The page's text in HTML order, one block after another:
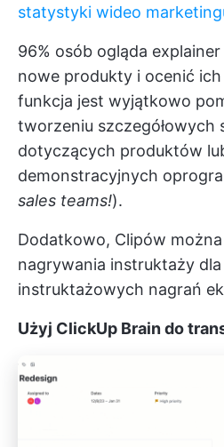
statystyki wideo
96% osób ogląda
nowe produkty i ocenić ich
funkcja jest wyjątkowo
tworzeniu szczegółowych
dotyczących produktów
demonstracyjnych
sales teams!).
Dodatkowo, Clipów
nagrywania instruktaży
instruktażowych nagrań
Użyj ClickUp Brain do